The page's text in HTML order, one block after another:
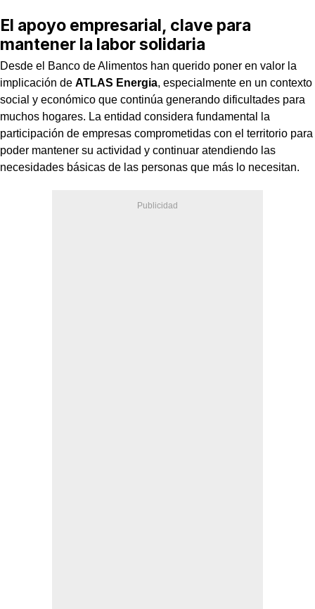
El apoyo empresarial, clave para
mantener la labor solidaria
Desde el Banco de Alimentos han querido poner en valor la
implicación de ATLAS Energia, especialmente en un contexto
social y económico que continúa generando dificultades para
muchos hogares. La entidad considera fundamental la
participación de empresas comprometidas con el territorio para
poder mantener su actividad y continuar atendiendo las
necesidades básicas de las personas que más lo necesitan.